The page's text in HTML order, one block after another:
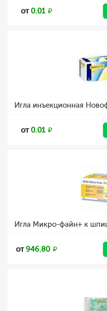
от 0.01
Игла инъекционная
от 0.01
Игла Микро-файн+ к
от946.80